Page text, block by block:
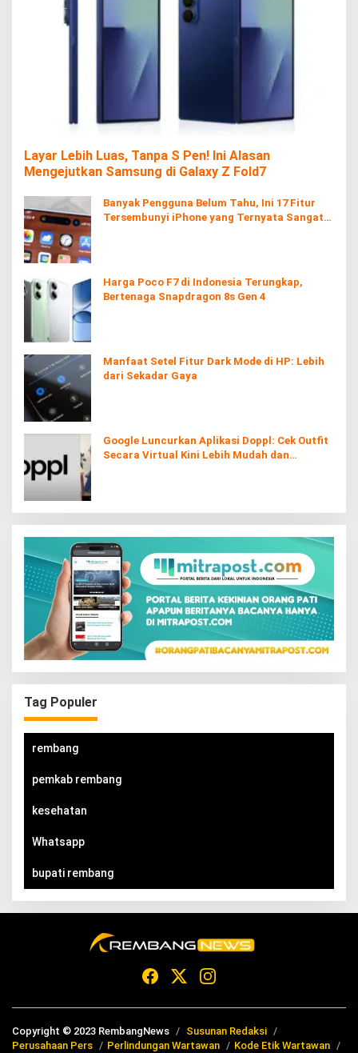
Layar Lebih Luas, Tanpa S Pen! Ini Alasan
Mengejutkan Samsung di Galaxy Z Fold7
Banyak Pengguna Belum Tahu, Ini 17 Fitur
Tersembunyi iPhone yang Ternyata Sangat
Harga Poco F7 di Indonesia Terungkap,
Bertenaga Snapdragon 8s Gen 4
Manfaat Setel Fitur Dark Mode di HP: Lebih
dari Sekadar Gaya
Google Luncurkan Aplikasi Doppl: Cek Outfit
Secara Virtual Kini Lebih Mudah dan
Tag Populer
rembang
pemkab rembang
kesehatan
Whatsapp
bupati rembang
Copyright © 2023 RembangNews
Susunan Redaksi
Perusahaan Pers
Perlindungan Wartawan Kode Etik Wartawan